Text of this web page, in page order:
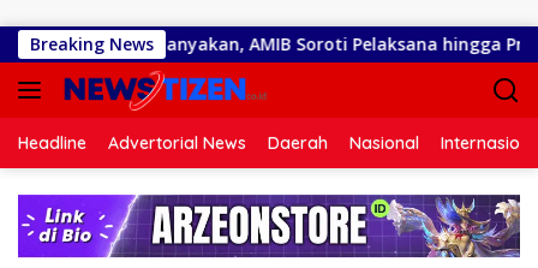
Breaking News
Dipertanyakan, AMIB Soroti Pelaksana hingga Progres
Headline Advertorial News Daerah Nasional